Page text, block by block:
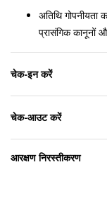
अतिथि गोपनीयता
प्रासंगिक कानूनों
चेक-इन करें
चेक-आउट करें
आरक्षण निरस्तीकरण